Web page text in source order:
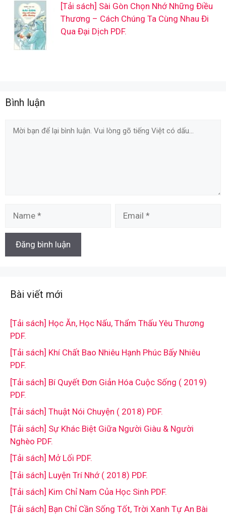
[Tải sách] Sài Gòn Chọn Nhớ Những Điều
Thương – Cách Chúng Ta Cùng Nhau Đi
Qua Đại Dịch PDF.
Bình luận
Comment
Bài viết mới
[Tải sách] Học Ăn, Học Nấu, Thẩm Thấu Yêu Thương
PDF.
[Tải sách] Khí Chất Bao Nhiêu Hạnh Phúc Bấy Nhiêu
PDF.
[Tải sách] Bí Quyết Đơn Giản Hóa Cuộc Sống ( 2019)
PDF.
[Tải sách] Thuật Nói Chuyện ( 2018) PDF.
[Tải sách] Sự Khác Biệt Giữa Người Giàu & Người
Nghèo PDF.
[Tải sách] Mở Lối PDF.
[Tải sách] Luyện Trí Nhớ ( 2018) PDF.
[Tải sách] Kim Chỉ Nam Của Học Sinh PDF.
[Tải sách] Bạn Chỉ Cần Sống Tốt, Trời Xanh Tự An Bài